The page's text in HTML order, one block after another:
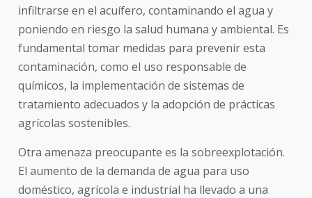
infiltrarse en el acuífero, contaminando el agua y
poniendo en riesgo la salud humana y ambiental. Es
fundamental tomar medidas para prevenir esta
contaminación, como el uso responsable de
químicos, la implementación de sistemas de
tratamiento adecuados y la adopción de prácticas
agrícolas sostenibles.
Otra amenaza preocupante es la sobreexplotación.
El aumento de la demanda de agua para uso
doméstico, agrícola e industrial ha llevado a una